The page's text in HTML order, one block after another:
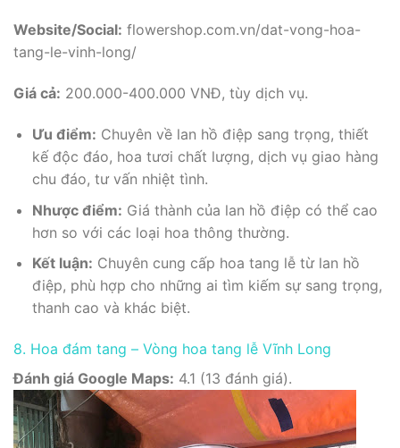
Website/Social: flowershop.com.vn/dat-vong-hoa-
tang-le-vinh-long/
Giá cả: 200.000-400.000 VNĐ, tùy dịch vụ.
Ưu điểm: Chuyên về lan hồ điệp sang trọng, thiết
kế độc đáo, hoa tươi chất lượng, dịch vụ giao hàng
chu đáo, tư vấn nhiệt tình.
Nhược điểm: Giá thành của lan hồ điệp có thể cao
hơn so với các loại hoa thông thường.
Kết luận: Chuyên cung cấp hoa tang lễ từ lan hồ
điệp, phù hợp cho những ai tìm kiếm sự sang trọng,
thanh cao và khác biệt.
8. Hoa đám tang – Vòng hoa tang lễ Vĩnh Long
Đánh giá Google Maps: 4.1 (13 đánh giá).